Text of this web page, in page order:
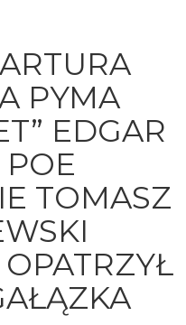
PYMA
EDGAR
TOMASZ